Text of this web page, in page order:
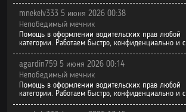
mnekelv333 5 июня 2026 00:38
Непобедимый мечник
Помощь в оформлении водительских прав любой
категории. Работаем быстро, конфиденциально и с
agardin759 5 июня 2026 00:14
Непобедимый мечник
Помощь в оформлении водительских прав любой
категории. Работаем быстро, конфиденциально и с